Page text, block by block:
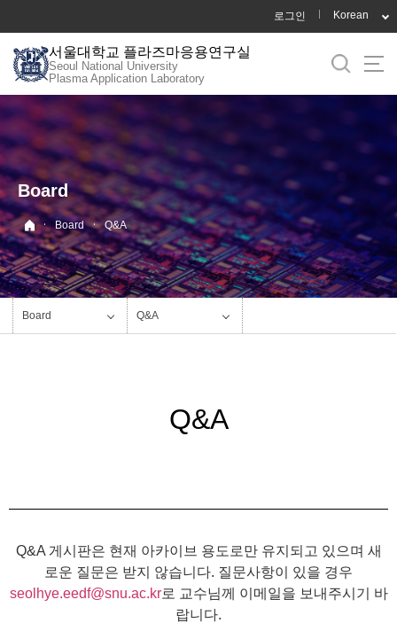
로
메
뉴
로그인 Korean
서울대학교 플라즈마응용연구실
Seoul National University
Plasma Application Laboratory
Board
· Board · Q&A
Board Q&A
Q&A
Q&A 게시판은 현재 아카이브 용도로만 유지되고 있으며 새
로운 질문은 받지 않습니다. 질문사항이 있을 경우
seolhye.eedf@snu.ac.kr로 교수님께 이메일을 보내주시기 바
랍니다.